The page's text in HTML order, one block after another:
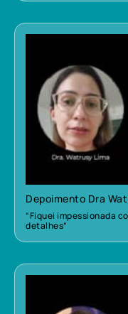
Depoimento Dra
“Fiquei impessionada
detalhes”